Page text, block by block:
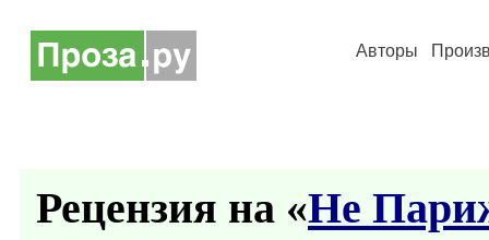
Авторы
Рецензия на «Не